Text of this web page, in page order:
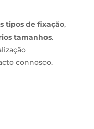
tipos de fixação,
tamanhos.
connosco.